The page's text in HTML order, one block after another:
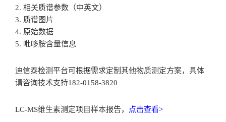
2. 相关质谱参数（中英文）
3. 质谱图片
4. 原始数据
5. 吡哆胺含量信息
迪信泰检测平台可根据需求定制其他物质测定方案，具体
请咨询技术支持182-0158-3820
LC-MS维生素测定项目样本报告， 点击查看>